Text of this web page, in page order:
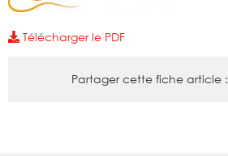
Télécharger le PDF
Partager cette fiche article :